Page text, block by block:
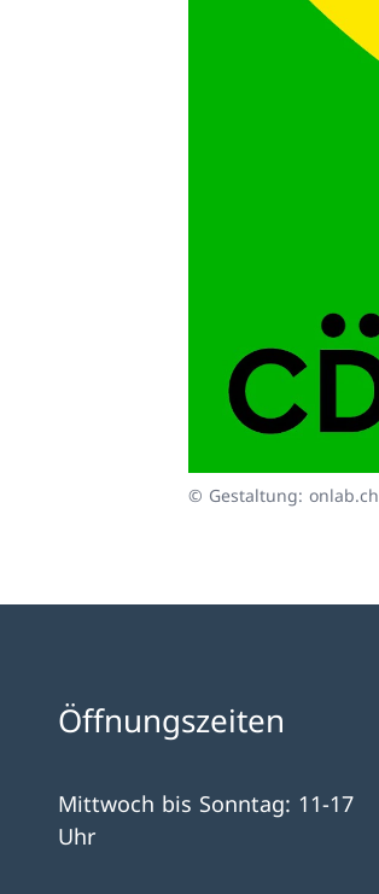
© Gestaltung: onlab.ch
Öffnungszeiten
Mittwoch bis Sonntag: 11-17
Uhr